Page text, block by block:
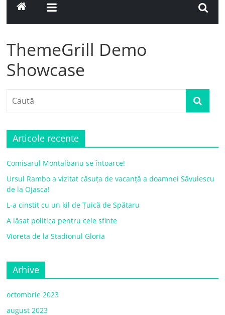
ThemeGrill Demo
Showcase
Articole recente
Comisarul Montalbanu se întoarce!
Ursul Rambo a vizitat căsuța de vacanță a doamnei Săvulescu
de la Ojasca!
L-a cinstit cu un kil de Țuică de Spătaru
A lăsat politica pentru cele sfinte
Vioreta de la Stadionul Gloria
Arhive
octombrie 2023
august 2023